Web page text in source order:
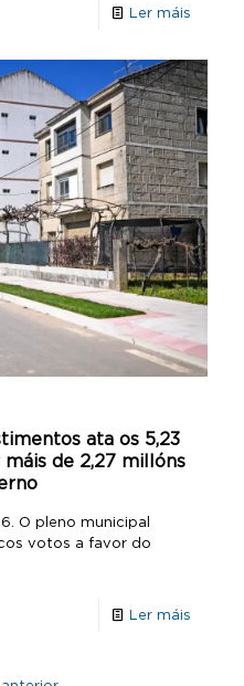
Ler máis
ata os 5,23
de 2,27 millóns
O pleno municipal
votos a favor do
Ler máis